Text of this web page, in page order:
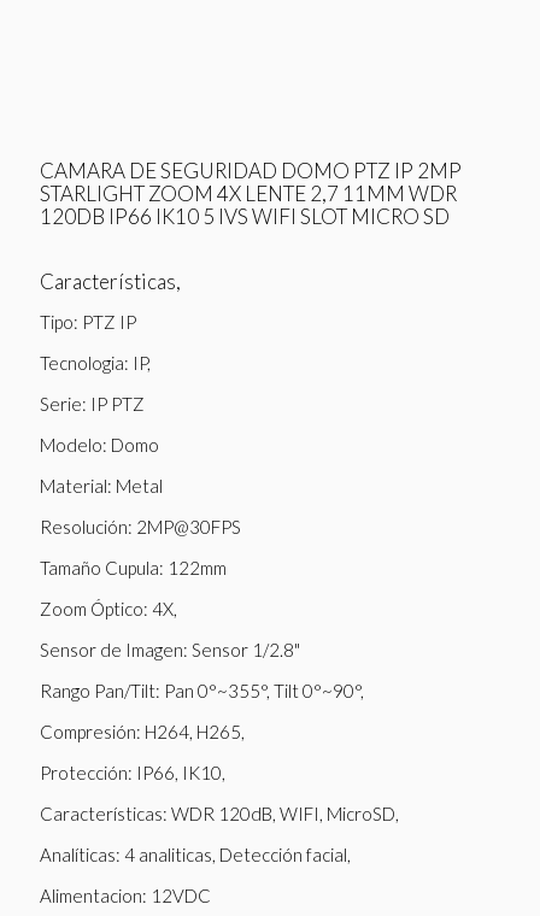
CAMARA DE SEGURIDAD DOMO PTZ IP 2MP
STARLIGHT ZOOM 4X LENTE 2,7 11MM WDR
120DB IP66 IK10 5 IVS WIFI SLOT MICRO SD
Características,
Tipo: PTZ IP
Tecnologia: IP,
Serie: IP PTZ
Modelo: Domo
Material: Metal
Resolución: 2MP@30FPS
Tamaño Cupula: 122mm
Zoom Óptico: 4X,
Sensor de Imagen: Sensor 1/2.8"
Rango Pan/Tilt: Pan 0°~355°, Tilt 0°~90°,
Compresión: H264, H265,
Protección: IP66, IK10,
Características: WDR 120dB, WIFI, MicroSD,
Analíticas: 4 analiticas, Detección facial,
Alimentacion: 12VDC